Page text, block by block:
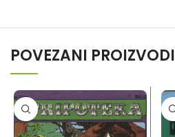
POVEZANI PROIZVODI